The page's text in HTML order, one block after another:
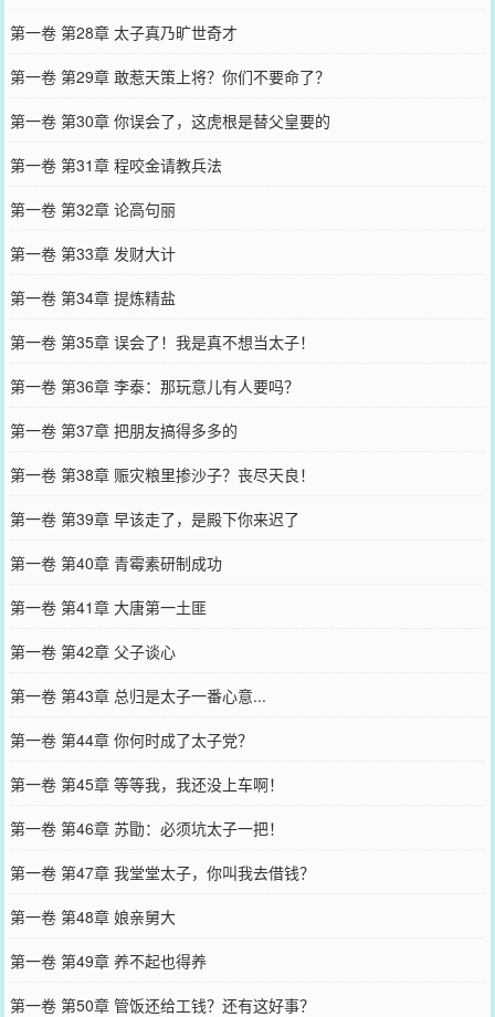
第一卷 第28章 太子真乃旷世奇才
第一卷 第29章 敢惹天策上将？你们不要命了？
第一卷 第30章 你误会了，这虎根是替父皇要的
第一卷 第31章 程咬金请教兵法
第一卷 第32章 论高句丽
第一卷 第33章 发财大计
第一卷 第34章 提炼精盐
第一卷 第35章 误会了！我是真不想当太子！
第一卷 第36章 李泰：那玩意儿有人要吗？
第一卷 第37章 把朋友搞得多多的
第一卷 第38章 赈灾粮里掺沙子？丧尽天良！
第一卷 第39章 早该走了，是殿下你来迟了
第一卷 第40章 青霉素研制成功
第一卷 第41章 大唐第一土匪
第一卷 第42章 父子谈心
第一卷 第43章 总归是太子一番心意...
第一卷 第44章 你何时成了太子党？
第一卷 第45章 等等我，我还没上车啊！
第一卷 第46章 苏勖：必须坑太子一把！
第一卷 第47章 我堂堂太子，你叫我去借钱？
第一卷 第48章 娘亲舅大
第一卷 第49章 养不起也得养
第一卷 第50章 管饭还给工钱？还有这好事？